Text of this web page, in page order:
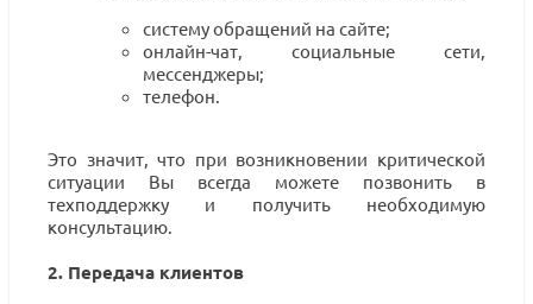
систему обращений на сайте;
онлайн-чат, социальные сети,
мессенджеры;
телефон.
Это значит, что при возникновении критической
ситуации Вы всегда можете позвонить в
техподдержку и получить необходимую
консультацию.
2. Передача клиентов